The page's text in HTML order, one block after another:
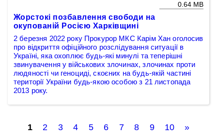
0.64 MB
Жорстокі позбавлення свободи на
окупованій Росією Харківщині
2 березня 2022 року Прокурор МКС Карім Хан оголосив
про відкриття офіційного розслідування ситуації в
Україні, яка охоплює будь-які минулі та теперішні
звинувачення у військових злочинах, злочинах проти
людяності чи геноциді, скоєних на будь-якій частині
території України будь-якою особою з 21 листопада
2013 року.
1 2 3 4 5 6 7 8 9 10 »